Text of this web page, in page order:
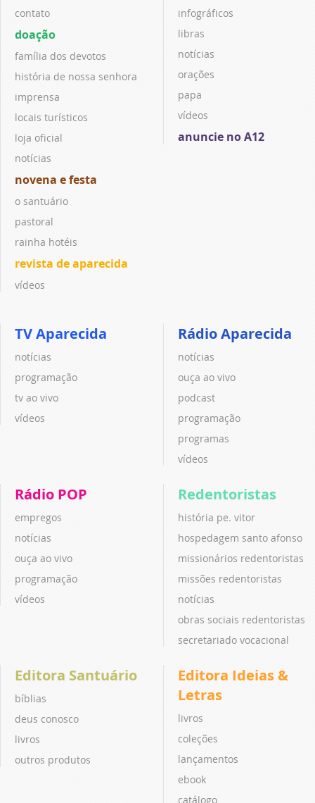
contato
doação
família dos devotos
história de nossa senhora
imprensa
locais turísticos
loja oficial
notícias
novena e festa
o santuário
pastoral
rainha hotéis
revista de aparecida
vídeos
infográficos
libras
notícias
orações
papa
vídeos
anuncie no A12
TV Aparecida
notícias
programação
tv ao vivo
vídeos
Rádio Aparecida
notícias
ouça ao vivo
podcast
programação
programas
vídeos
Rádio POP
empregos
notícias
ouça ao vivo
programação
vídeos
Redentoristas
história pe. vitor
hospedagem santo afonso
missionários redentoristas
missões redentoristas
notícias
obras sociais redentoristas
secretariado vocacional
Editora Santuário
bíblias
deus conosco
livros
outros produtos
Editora Ideias &
Letras
livros
coleções
lançamentos
ebook
catálogo